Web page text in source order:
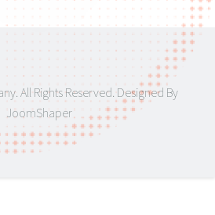
All Rights Reserved. Designed By
JoomShaper